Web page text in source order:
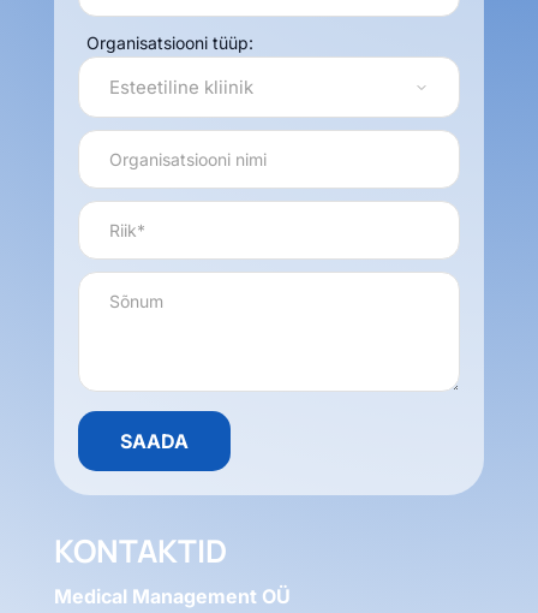
Organisatsiooni tüüp:
KONTAKTID
Medical Management OÜ